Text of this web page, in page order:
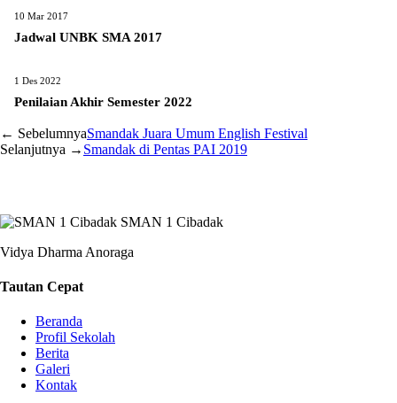
10 Mar 2017
Jadwal UNBK SMA 2017
1 Des 2022
Penilaian Akhir Semester 2022
← SebelumnyaSmandak Juara Umum English Festival
Selanjutnya → Smandak di Pentas PAI 2019
SMAN 1 Cibadak
Vidya Dharma Anoraga
Tautan Cepat
Beranda
Profil Sekolah
Berita
Galeri
Kontak